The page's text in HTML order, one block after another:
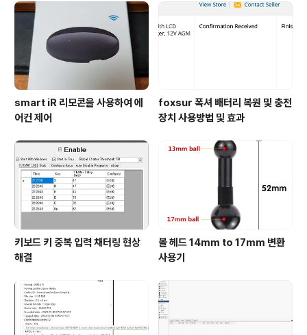
smart iR 리모콘을 사용하여 에
어컨 제어
foxsur 폭셔 배터리 복원 및 충전
장치 사용방법 및 효과
키보드 키 중복 입력 채터링 현상
해결
볼 헤드 14mm to 17mm 변환
사용기